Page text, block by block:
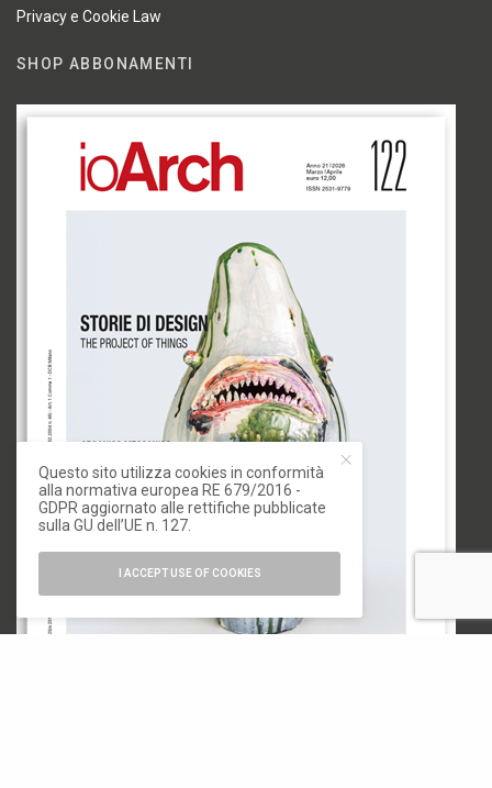
Privacy e Cookie Law
SHOP ABBONAMENTI
Questo sito utilizza cookies in conformità
alla normativa europea RE 679/2016 -
GDPR aggiornato alle rettifiche pubblicate
sulla GU dell’UE n. 127.
I ACCEPT USE OF COOKIES